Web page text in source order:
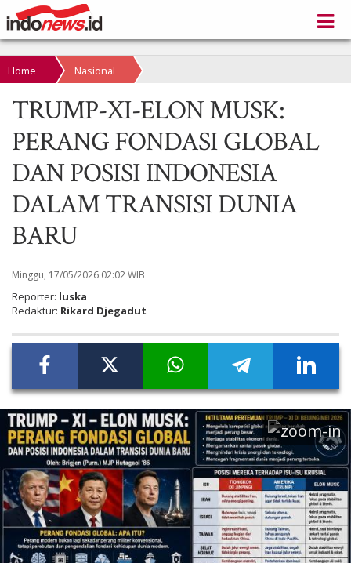
Home Nasional
TRUMP-XI-ELON MUSK:
PERANG FONDASI GLOBAL
DAN POSISI INDONESIA
DALAM TRANSISI DUNIA
BARU
Minggu, 17/05/2026 02:02 WIB
Reporter: luska
Redaktur: Rikard Djegadut